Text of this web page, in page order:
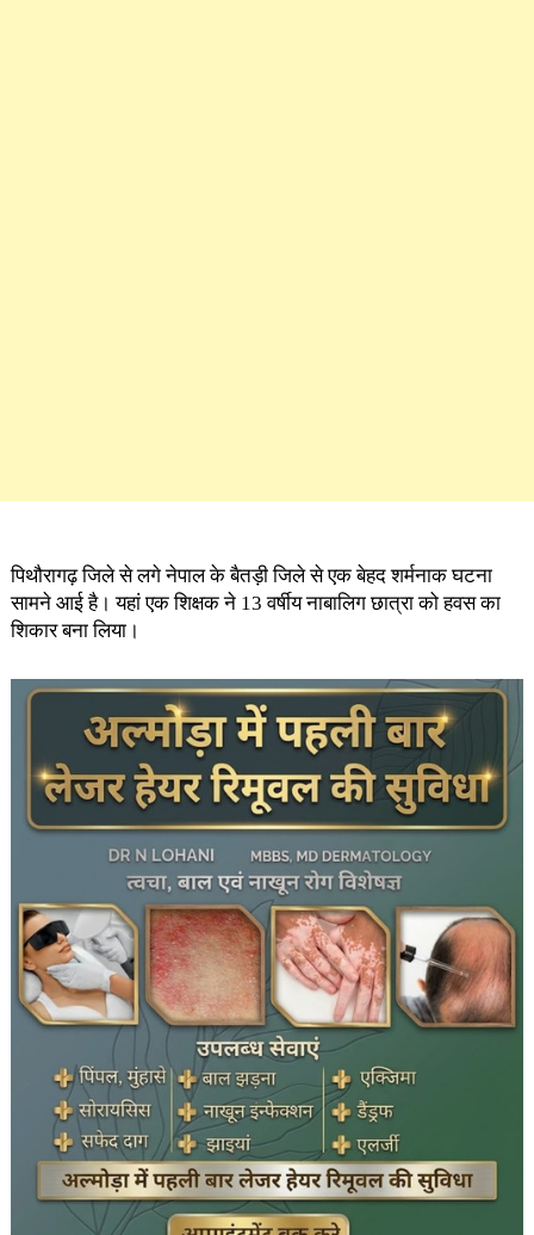
पिथौरागढ़ जिले से लगे नेपाल के बैतड़ी जिले से एक बेहद शर्मनाक घटना
सामने आई है। यहां एक शिक्षक ने 13 वर्षीय नाबालिग छात्रा को हवस का
शिकार बना लिया।